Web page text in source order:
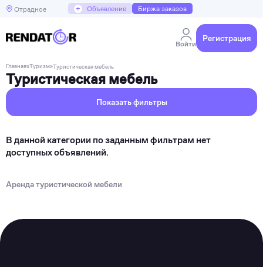
Отрадное + Объявление Биржа заказов
Войти
Регистрация
Главная»Туризм»Туристическая мебель
Туристическая мебель
Показать фильтры
В данной категории по заданным фильтрам нет
доступных объявлений.
Аренда туристической мебели